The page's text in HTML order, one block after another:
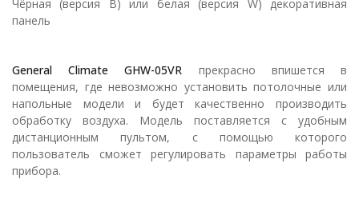
Чёрная (версия B) или белая (версия W) декоративная
панель
General Climate GHW-05VR прекрасно впишется в
помещения, где невозможно установить потолочные или
напольные модели и будет качественно производить
обработку воздуха. Модель поставляется с удобным
дистанционным пультом, с помощью которого
пользователь сможет регулировать параметры работы
прибора.